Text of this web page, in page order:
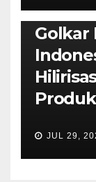
Isi
Golkar
JUL 29,